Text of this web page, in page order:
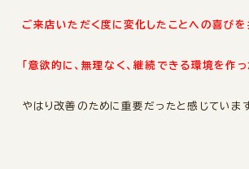
ご来店いただく度に変化したことへの喜びを
「意欲的に、無理なく、継続できる環境を作っ
やはり改善のために重要だったと感じています